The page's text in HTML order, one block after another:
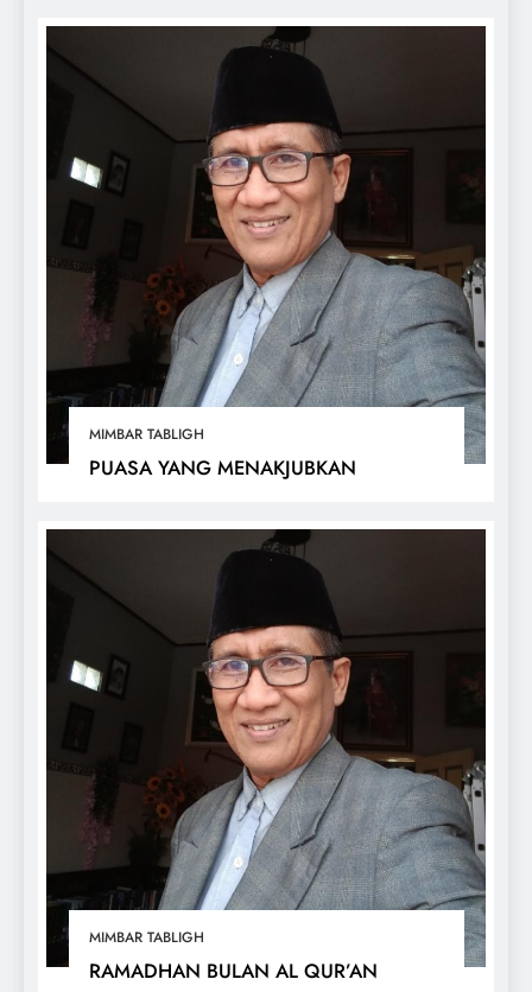
MIMBAR TABLIGH
PUASA YANG MENAKJUBKAN
MIMBAR TABLIGH
RAMADHAN BULAN AL QUR’AN